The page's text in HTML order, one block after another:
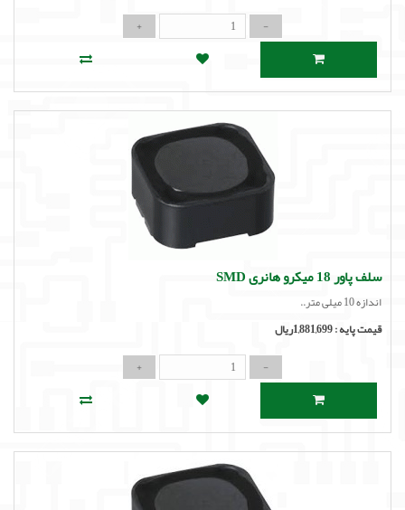
سلف پاور 18 میکرو هانری SMD
اندازه 10 میلی متر..
قیمت پایه :1,881,699ریال